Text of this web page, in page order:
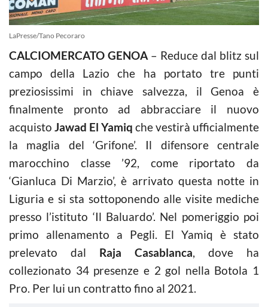
LaPresse/Tano Pecoraro
CALCIOMERCATO GENOA – Reduce dal blitz sul
campo della Lazio che ha portato tre punti
preziosissimi in chiave salvezza, il Genoa è
finalmente pronto ad abbracciare il nuovo
acquisto Jawad El Yamiq che vestirà ufficialmente
la maglia del ‘Grifone’. Il difensore centrale
marocchino classe ’92, come riportato da
‘Gianluca Di Marzio’, è arrivato questa notte in
Liguria e si sta sottoponendo alle visite mediche
presso l’istituto ‘Il Baluardo’. Nel pomeriggio poi
primo allenamento a Pegli. El Yamiq è stato
prelevato dal Raja Casablanca, dove ha
collezionato 34 presenze e 2 gol nella Botola 1
Pro. Per lui un contratto fino al 2021.